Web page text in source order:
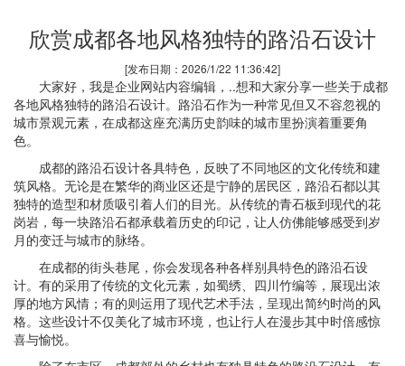
欣赏成都各地风格独特的路沿石设计
[发布日期：2026/1/22 11:36:42]
大家好，我是企业网站内容编辑，..想和大家分享一些关于成都
各地风格独特的路沿石设计。路沿石作为一种常见但又不容忽视的
城市景观元素，在成都这座充满历史韵味的城市里扮演着重要角
色。
成都的路沿石设计各具特色，反映了不同地区的文化传统和建
筑风格。无论是在繁华的商业区还是宁静的居民区，路沿石都以其
独特的造型和材质吸引着人们的目光。从传统的青石板到现代的花
岗岩，每一块路沿石都承载着历史的印记，让人仿佛能够感受到岁
月的变迁与城市的脉络。
在成都的街头巷尾，你会发现各种各样别具特色的路沿石设
计。有的采用了传统的文化元素，如蜀绣、四川竹编等，展现出浓
厚的地方风情；有的则运用了现代艺术手法，呈现出简约时尚的风
格。这些设计不仅美化了城市环境，也让行人在漫步其中时倍感惊
喜与愉悦。